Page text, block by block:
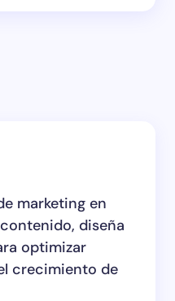
no será publicada.
marcados con
marketing en
diseña
optimizar
crecimiento de